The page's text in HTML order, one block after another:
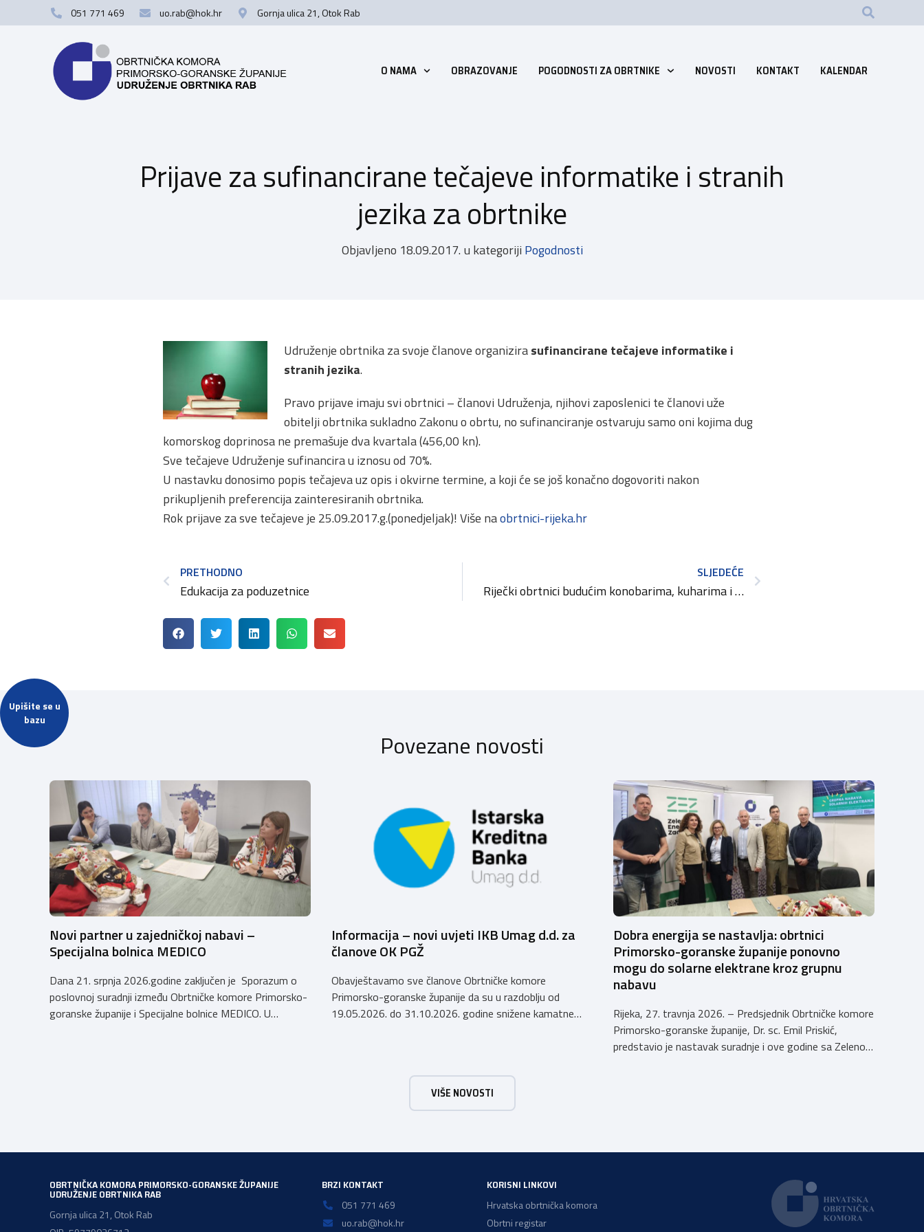
Upišite se u
bazu
051 771 469 uo.rab@hok.hr Gornja ulica 21, Otok Rab
O NAMA OBRAZOVANJE POGODNOSTI ZA OBRTNIKE NOVOSTI KONTAKT KALENDAR
Prijave za sufinancirane tečajeve informatike i stranih
jezika za obrtnike
Objavljeno 18.09.2017. u kategoriji Pogodnosti
Udruženje obrtnika za svoje članove organizirasufinancirane tečajeve informatike i
stranih jezika.
Pravo prijave imaju svi obrtnici – članovi Udruženja, njihovi zaposlenici te članovi uže
obitelji obrtnika sukladno Zakonu o obrtu, no sufinanciranje ostvaruju samo oni kojima dug
komorskog doprinosa ne premašuje dva kvartala (456,00 kn).
Sve tečajeve Udruženje sufinancira u iznosu od 70%.
U nastavku donosimo popis tečajeva uz opis i okvirne termine, a koji će se još konačno dogovoriti nakon
prikupljenih preferencija zainteresiranih obrtnika.
Rok prijave za sve tečajeve je 25.09.2017.g.(ponedjeljak)! Više naobrtnici-rijeka.hr
PRETHODNO
Edukacija za poduzetnice
SLJEDEĆE
Riječki obrtnici budućim konobarima, kuharima i slastičarima donirali sredstva za kvalitetnije učenje
Povezane novosti
Novi partner u zajedničkoj nabavi –
Specijalna bolnica MEDICO
Dana 21. srpnja 2026.godine zaključen je Sporazum o
poslovnoj suradnji između Obrtničke komore Primorsko-
goranske županije i Specijalne bolnice MEDICO. U
Informacija – novi uvjeti IKB Umag d.d. za
članove OK PGŽ
Obavještavamo sve članove Obrtničke komore
Primorsko-goranske županije da su u razdoblju od
19.05.2026. do 31.10.2026. godine snižene kamatne
temeljem Sporazuma o poslovnoj suradnji za 2026.
godinu zaključenog 9. prosinca 2025. godine, prema
sljedećem: Krediti za namjene […]
Dobra energija se nastavlja: obrtnici
Primorsko-goranske županije ponovno
mogu do solarne elektrane kroz grupnu
nabavu
Rijeka, 27. travnja 2026. – Predsjednik Obrtničke komore
Primorsko-goranske županije, Dr. sc. Emil Priskić,
predstavio je nastavak suradnje i ove godine sa Zelenom
VIŠE NOVOSTI
OBRTNIČKA KOMORA PRIMORSKO-GORANSKE ŽUPANIJE
UDRUŽENJE OBRTNIKA RAB
Gornja ulica 21, Otok Rab
BRZI KONTAKT
051 771 469
uo.rab@hok.hr
KORISNI LINKOVI
Hrvatska obrtnička komora
Obrtni registar